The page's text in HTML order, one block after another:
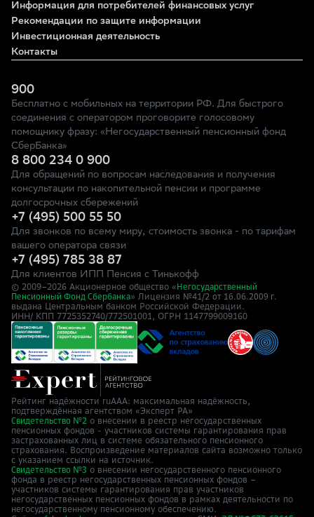
Информация для потребителей финансовых услуг
Рекомендации по защите информации
Инвестиционная деятельность
Контакты
900
Бесплатно с мобильных на территории РФ. Для быстрого
соединения с оператором проговорите голосовому
помощнику фразу: «Негосударственный пенсионный фонд
СберБанка»
8 800 234 0 900
Для обращений по вопросам наследования и получения
консультации по накопительной пенсии и программе
долгосрочных сбережений
+7 (495) 500 55 50
Для звонков по всему миру, стоимость звонка - по тарифам
вашего оператора связи
+7 (495) 785 38 87
Для клиентов ИПП Пенсия с Тинькофф
© 2009–2026 Акционерное общество « Негосударственный
Пенсионный Фонд Сбербанка» Лицензия №41/2 от 16.06.2009 г.
выдана Центральным банком Российской Федерации.
ИНН/ КПП 7725352740/772501001, ОГРН 1147799009160
Рейтинг надёжности ruAAA: максимальная надёжность,
подтверждённая агентством «Эксперт РА»
Свидетельство №2 о внесении в реестр негосударственных
пенсионных фондов - участников системы гарантирования прав
застрахованных лиц в системе обязательного пенсионного
страхования. Воспроизведение материалов сайта возможно только
с указанием ссылки на источник.
Свидетельство №3 о внесении негосударственного пенсионного
фонда в реестр негосударственных пенсионных фондов –
участников системы гарантирования прав участников
негосударственных пенсионных фондов в рамках деятельности по
негосударственному пенсионному обеспечению.